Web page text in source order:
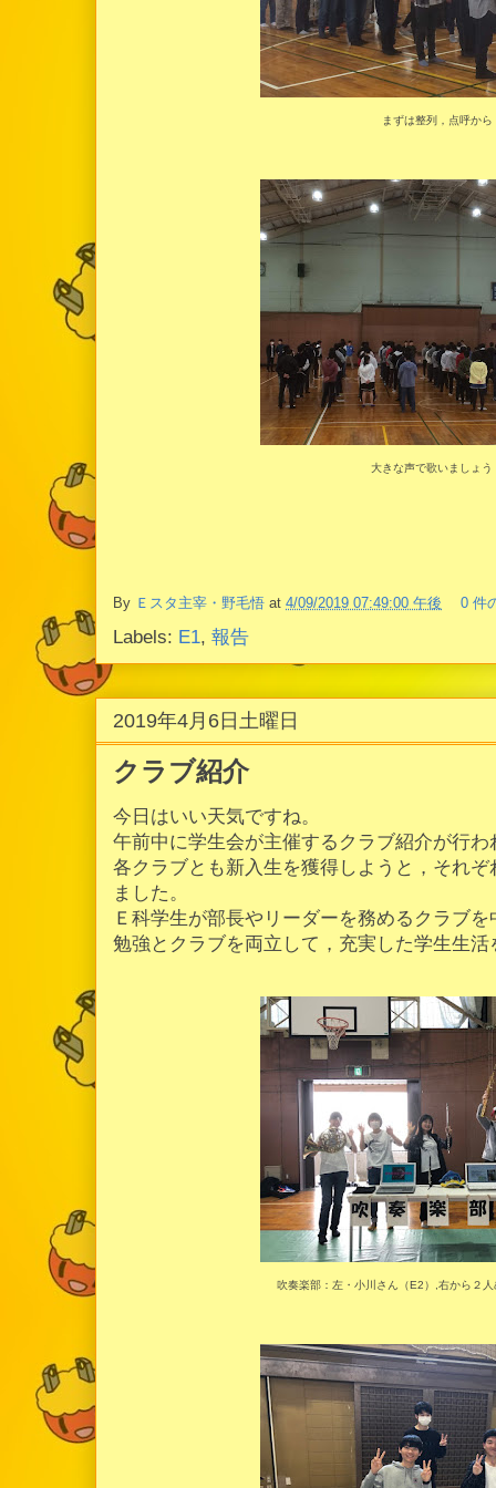
まずは整列，点呼から
大きな声で歌いましょう
By Ｅスタ主宰・野毛悟 at 4/09/2019 07:49:00 午後 0 件
Labels: E1, 報告
2019年4月6日土曜日
クラブ紹介
今日はいい天気ですね。
午前中に学生会が主催するクラブ紹介が行わ
各クラブとも新入生を獲得しようと，それ
ました。
Ｅ科学生が部長やリーダーを務めるクラブ
勉強とクラブを両立して，充実した学生生
吹奏楽部：左・小川さん（E2）,右から２